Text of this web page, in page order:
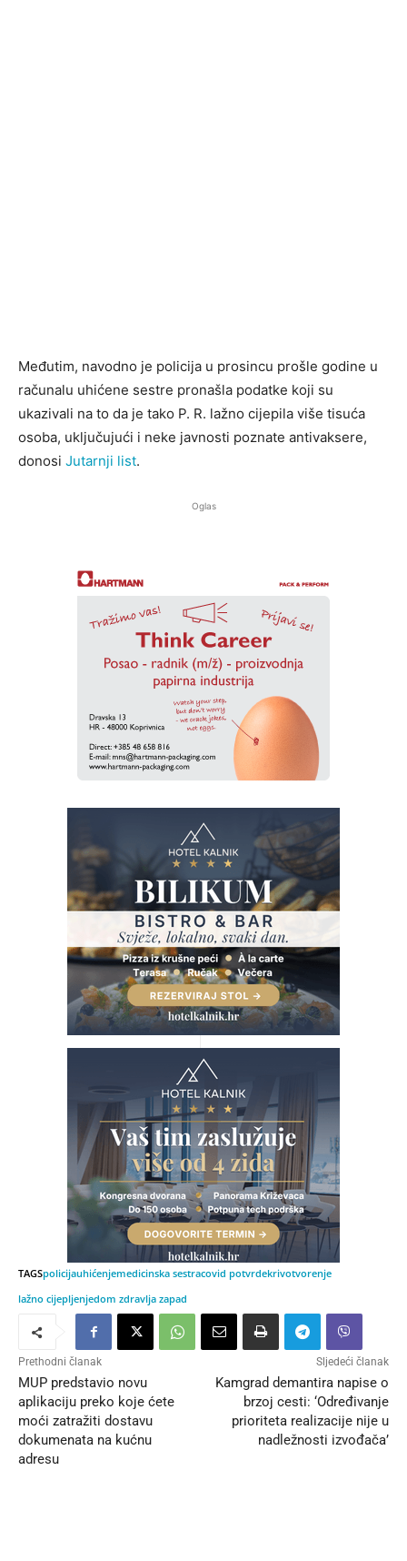
Međutim, navodno je policija u prosincu prošle godine u
računalu uhićene sestre pronašla podatke koji su
ukazivali na to da je tako P. R. lažno cijepila više tisuća
osoba, uključujući i neke javnosti poznate antivaksere,
donosi Jutarnji list.
Oglas
TAGSpolicijauhićenjemedicinska sestracovid potvrdekrivotvorenje
lažno cijepljenjedom zdravlja zapad
Prethodni članak
MUP predstavio novu
aplikaciju preko koje ćete
moći zatražiti dostavu
dokumenata na kućnu
adresu
Sljedeći članak
Kamgrad demantira napise o
brzoj cesti: ‘Određivanje
prioriteta realizacije nije u
nadležnosti izvođača’